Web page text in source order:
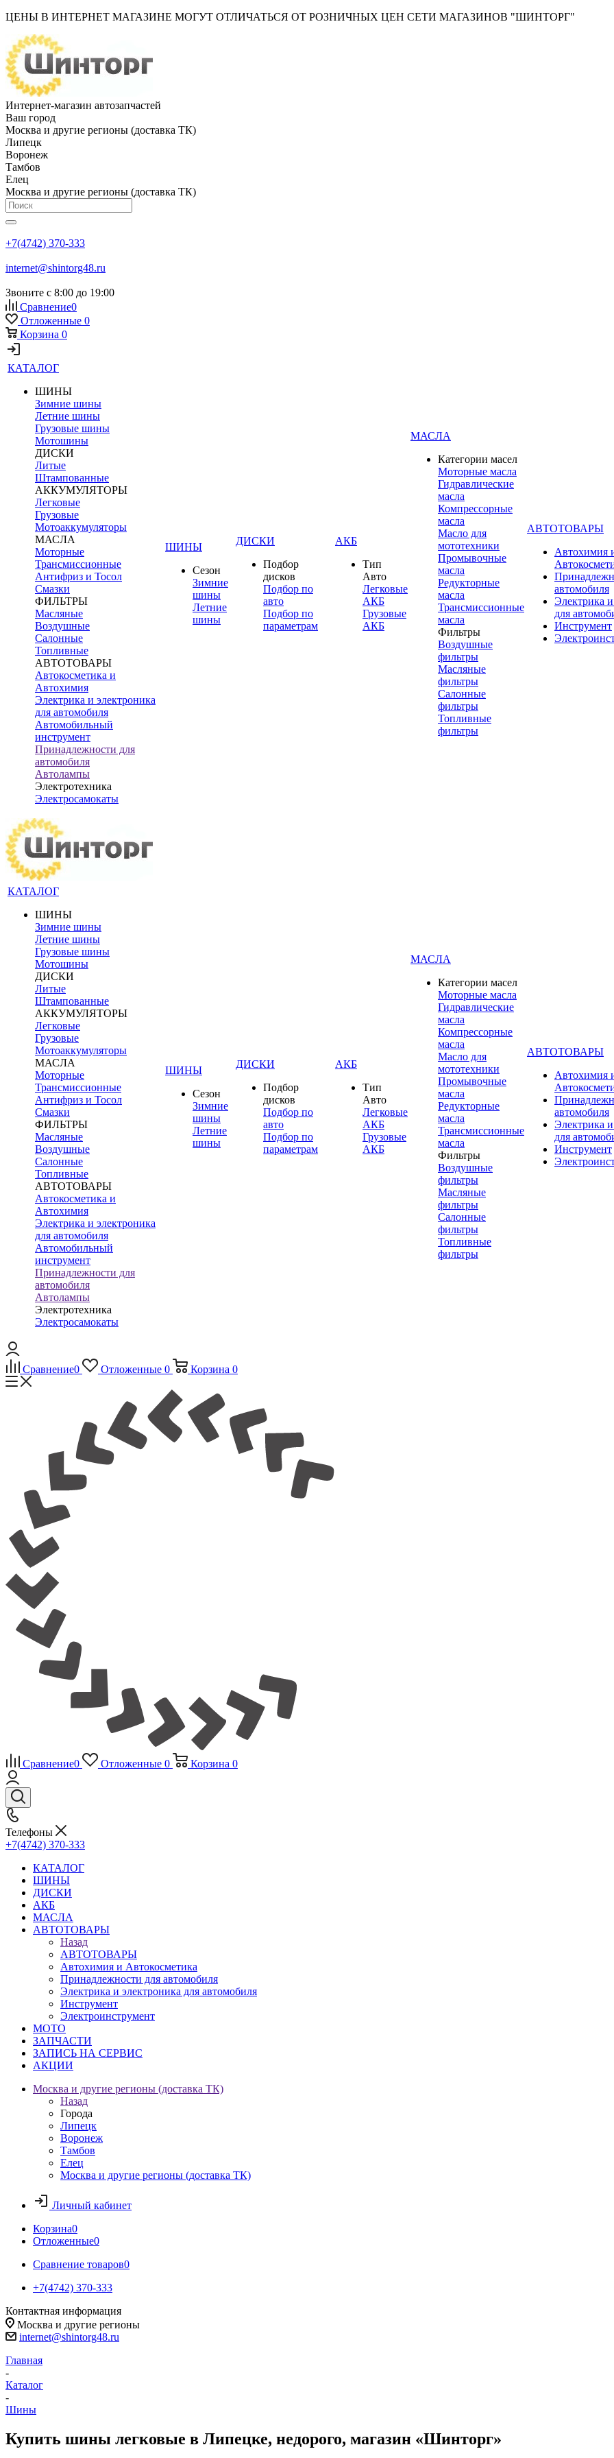
ЦЕНЫ В ИНТЕРНЕТ МАГАЗИНЕ МОГУТ ОТЛИЧАТЬСЯ ОТ РОЗНИЧНЫХ ЦЕН СЕТИ МАГАЗИНОВ "ШИНТОРГ"
Интернет-магазин автозапчастей
Ваш город
Москва и другие регионы (доставка ТК)
Липецк
Воронеж
Тамбов
Елец
Москва и другие регионы (доставка ТК)
+7(4742) 370-333
internet@shintorg48.ru
Звоните с 8:00 до 19:00
Сравнение0
Отложенные 0
Корзина 0
КАТАЛОГ
ШИНЫ
Зимние шины
Летние шины
Грузовые шины
Мотошины
ДИСКИ
Литые
Штампованные
АККУМУЛЯТОРЫ
Легковые
Грузовые
Мотоаккумуляторы
МАСЛА
Моторные
Трансмиссионные
Антифриз и Тосол
Смазки
ФИЛЬТРЫ
Масляные
Воздушные
Салонные
Топливные
АВТОТОВАРЫ
Автокосметика и
Автохимия
Электрика и электроника
для автомобиля
Автомобильный
инструмент
Принадлежности для
автомобиля
Автолампы
Электротехника
Электросамокаты
ШИНЫ
Сезон
Зимние
шины
Летние
шины
ДИСКИ
Подбор
дисков
Подбор по
авто
Подбор по
параметрам
АКБ
Тип
Авто
Легковые
АКБ
Грузовые
АКБ
МАСЛА
Категории масел
Моторные масла
Гидравлические
масла
Компрессорные
масла
Масло для
мототехники
Промывочные
масла
Редукторные
масла
Трансмиссионные
масла
Фильтры
Воздушные
фильтры
Масляные
фильтры
Салонные
фильтры
Топливные
фильтры
АВТОТОВАРЫ
Автохимия
автомобиля
Электрика
для
Инструмент
КАТАЛОГ
ШИНЫ
Зимние шины
Летние шины
Грузовые шины
Мотошины
ДИСКИ
Литые
Штампованные
АККУМУЛЯТОРЫ
Легковые
Грузовые
Мотоаккумуляторы
МАСЛА
Моторные
Трансмиссионные
Антифриз и Тосол
Смазки
ФИЛЬТРЫ
Масляные
Воздушные
Салонные
Топливные
АВТОТОВАРЫ
Автокосметика и
Автохимия
Электрика и электроника
для автомобиля
Автомобильный
инструмент
Принадлежности для
автомобиля
Автолампы
Электротехника
Электросамокаты
ШИНЫ
Сезон
Зимние
шины
Летние
шины
ДИСКИ
Подбор
дисков
Подбор по
авто
Подбор по
параметрам
АКБ
Тип
Авто
Легковые
АКБ
Грузовые
АКБ
МАСЛА
Категории масел
Моторные масла
Гидравлические
масла
Компрессорные
масла
Масло для
мототехники
Промывочные
масла
Редукторные
масла
Трансмиссионные
масла
Фильтры
Воздушные
фильтры
Масляные
фильтры
Салонные
фильтры
Топливные
фильтры
АВТОТОВАРЫ
Автохимия
автомобиля
Электрика
для
Инструмент
Сравнение0 Отложенные 0 Корзина 0
Сравнение0 Отложенные 0 Корзина 0
Телефоны
+7(4742) 370-333
КАТАЛОГ
ШИНЫ
ДИСКИ
АКБ
МАСЛА
АВТОТОВАРЫ
Назад
АВТОТОВАРЫ
Автохимия и Автокосметика
Принадлежности для автомобиля
Электрика и электроника для автомобиля
Инструмент
Электроинструмент
МОТО
ЗАПЧАСТИ
ЗАПИСЬ НА СЕРВИС
АКЦИИ
Москва и другие регионы (доставка ТК)
Назад
Города
Липецк
Воронеж
Тамбов
Елец
Москва и другие регионы (доставка ТК)
Личный кабинет
Корзина0
Отложенные0
Сравнение товаров0
+7(4742) 370-333
Контактная информация
Москва и другие регионы
internet@shintorg48.ru
Главная
-
Каталог
-
Шины
Купить шины легковые в Липецке, недорого, магазин «Шинторг»